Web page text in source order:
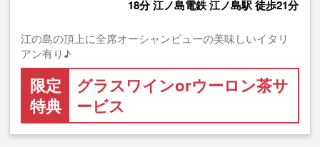
18分 江ノ島電鉄 江ノ島駅 徒歩21分
江の島の頂上に全席オーシャンビューの美味しいイタリ
アン有り♪
限定
特典
グラスワインorウーロン茶サ
ービス